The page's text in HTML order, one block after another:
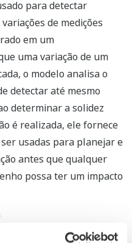
para detectar
de medições
em um
uma variação de um
o modelo analisa o
detectar até mesmo
determinar a solidez
é realizada, ele fornece
usadas para planejar e
antes que qualquer
possa ter um impacto